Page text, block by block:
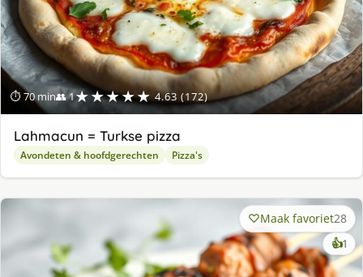
⏱ 70 min👥 1★★★★★ 4.63 (172)
Lahmacun = Turkse pizza
Avondeten & hoofdgerechten Pizza's
Maak favoriet28
👍1